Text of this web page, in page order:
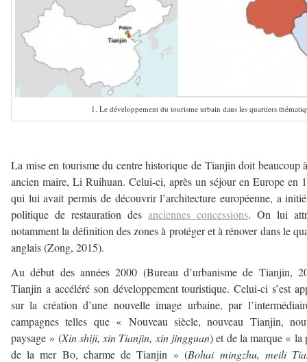
1. Le développement du tourisme urbain dans les quartiers
La mise en tourisme du centre historique de Tianjin doit beaucoup
ancien maire, Li Ruihuan. Celui-ci, après un séjour en Europe en
qui lui avait permis de découvrir l’architecture européenne, a
politique de restauration des anciennes concessions. On lui
notamment la définition des zones à protéger et à rénover dans le
anglais (Zong, 2015).
Au début des années 2000 (Bureau d’urbanisme de Tianjin,
Tianjin a accéléré son développement touristique. Celui-ci s’est
sur la création d’une nouvelle image urbaine, par
campagnes telles que « Nouveau siècle, nouveau Tianjin,
paysage » (Xin shiji, xin Tianjin, xin jingguan) et de la marque « la
de la mer Bo, charme de Tianjin » (Bohai mingzhu, meili